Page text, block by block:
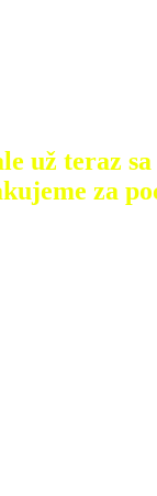
už teraz
za